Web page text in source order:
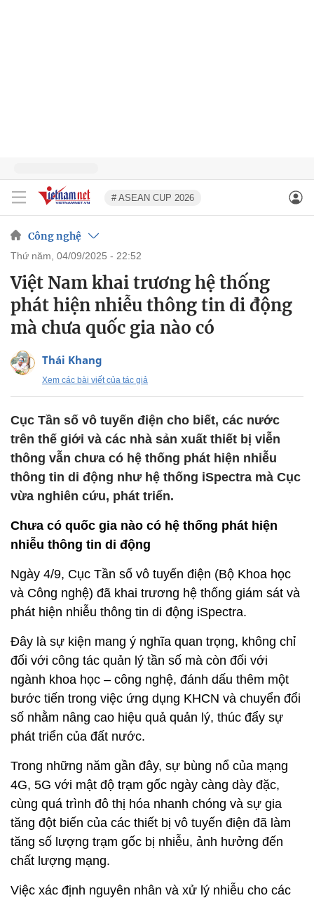
# ASEAN CUP 2026
Công nghệ
thứ năm, 04/09/2025 - 22:52
Việt Nam khai trương hệ thống
phát hiện nhiễu thông tin di động
mà chưa quốc gia nào có
Thái Khang
Xem các bài viết của tác giả
Cục Tần số vô tuyến điện cho biết, các nước
trên thế giới và các nhà sản xuất thiết bị viễn
thông vẫn chưa có hệ thống phát hiện nhiễu
thông tin di động như hệ thống iSpectra mà Cục
vừa nghiên cứu, phát triển.
Chưa có quốc gia nào có hệ thống phát hiện
nhiễu thông tin di động
Ngày 4/9, Cục Tần số vô tuyến điện (Bộ Khoa học
và Công nghệ) đã khai trương hệ thống giám sát và
phát hiện nhiễu thông tin di động iSpectra.
Đây là sự kiện mang ý nghĩa quan trọng, không chỉ
đối với công tác quản lý tần số mà còn đối với
ngành khoa học – công nghệ, đánh dấu thêm một
bước tiến trong việc ứng dụng KHCN và chuyển đổi
số nhằm nâng cao hiệu quả quản lý, thúc đẩy sự
phát triển của đất nước.
Trong những năm gần đây, sự bùng nổ của mạng
4G, 5G với mật độ trạm gốc ngày càng dày đặc,
cùng quá trình đô thị hóa nhanh chóng và sự gia
tăng đột biến của các thiết bị vô tuyến điện đã làm
tăng số lượng trạm gốc bị nhiễu, ảnh hưởng đến
chất lượng mạng.
Việc xác định nguyên nhân và xử lý nhiễu cho các